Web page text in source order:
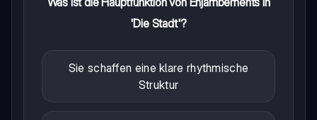
'Die Stadt'?
Sie schaffen eine klare rhythmische
Struktur